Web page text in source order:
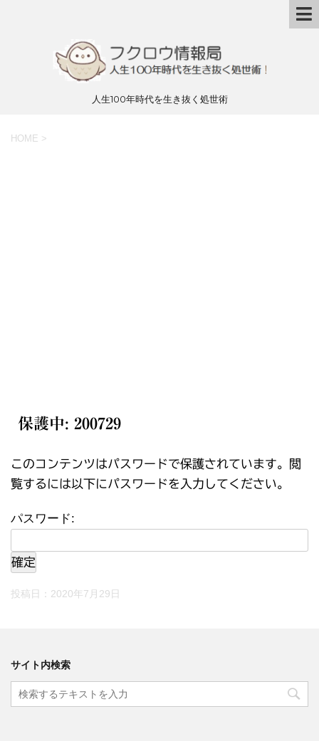
人生100年時代を生き抜く処世術
HOME >
保護中: 200729
このコンテンツはパスワードで保護されています。閲
覧するには以下にパスワードを入力してください。
パスワード:
投稿日： 2020年7月29日
サイト内検索